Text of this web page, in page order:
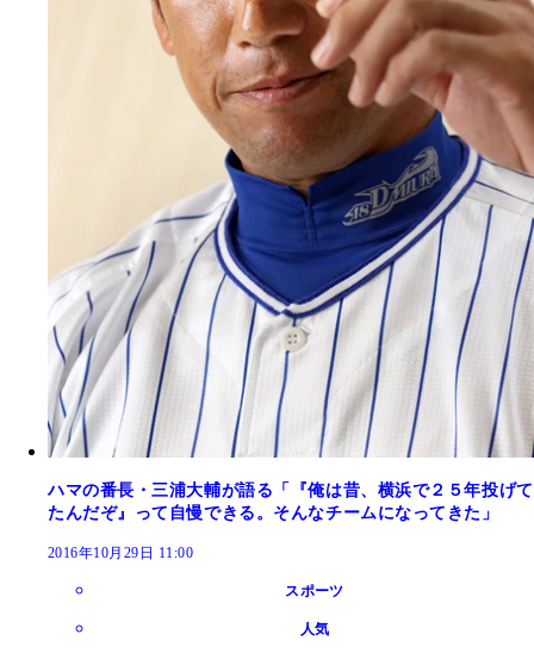
ハマの番長・三浦大輔が語る「『俺は昔、横浜で２５年投げて
たんだぞ』って自慢できる。そんなチームになってきた」
2016年10月29日 11:00
スポーツ
人気